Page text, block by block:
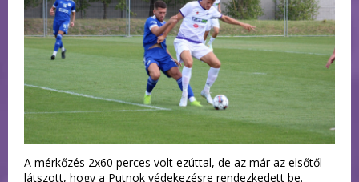
A mérkőzés 2x60 perces volt ezúttal, de az már az elsőtől
látszott, hogy a Putnok védekezésre rendezkedett be.